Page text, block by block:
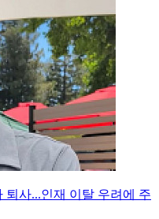
퇴사...인재 이탈 우려에 주